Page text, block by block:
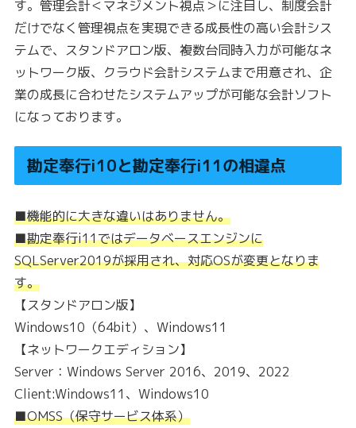
す。管理会計＜マネジメント視点＞に注目し、制度会計
だけでなく管理視点を実現できる成長性の高い会計シス
テムで、スタンドアロン版、複数台同時入力が可能なネ
ットワーク版、クラウド会計システムまで用意され、企
業の成長に合わせたシステムアップが可能な会計ソフト
になっております。
勘定奉行i10と勘定奉行i11の相違点
■機能的に大きな違いはありません。
■勘定奉行i11ではデータベースエンジンに
SQLServer2019が採用され、対応OSが変更となりま
す。
【スタンドアロン版】
Windows10（64bit）、Windows11
【ネットワークエディション】
Server：Windows Server 2016、2019、2022
Client:Windows11、Windows10
■OMSS（保守サービス体系）